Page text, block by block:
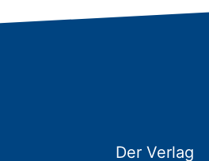
Der Verlag